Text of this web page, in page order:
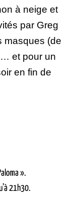
à neige et
par Greg
masques (de
et pour un
en fin de
».
21h30.